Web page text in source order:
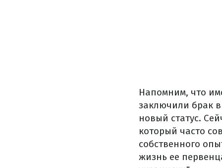
Напомним, что
заключили брак в
новый статус.
который часто
собственного
жизнь ее